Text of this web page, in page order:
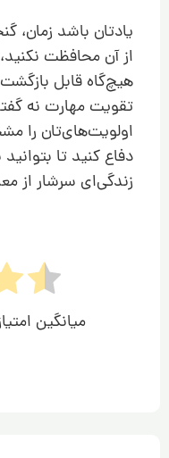
یادتان باشد زمان،
از آن محافظت
هیچ‌گاه قابل بازگشت
تقویت مهارت نه
اولویت‌های‌تان را
دفاع کنید تا
زندگی‌ای سرشار از
میانگین